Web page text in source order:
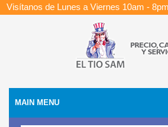
Visítanos de Lunes a Viernes 10am -
MAIN MENU